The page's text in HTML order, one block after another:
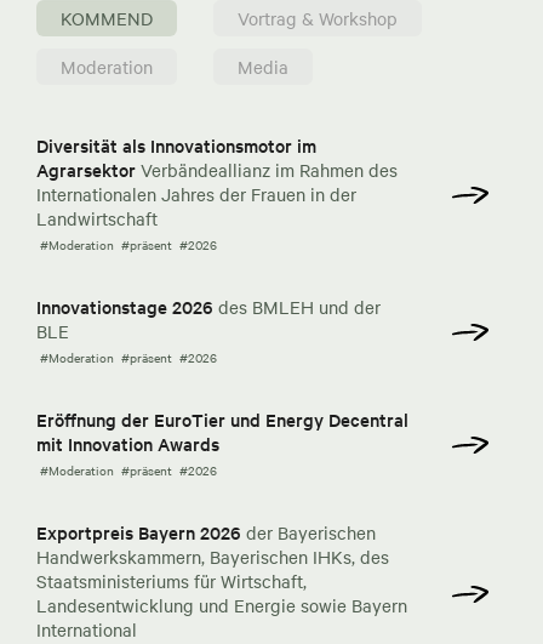
KOMMEND
Vortrag & Workshop
Moderation
Media
Diversität als Innovationsmotor im
Agrarsektor Verbändeallianz im Rahmen des
Internationalen Jahres der Frauen in der
Landwirtschaft
#Moderation #präsent #2026
Innovationstage 2026 des BMLEH und der
BLE
#Moderation #präsent #2026
Eröffnung der EuroTier und Energy Decentral
mit Innovation Awards
#Moderation #präsent #2026
Exportpreis Bayern 2026 der Bayerischen
Handwerkskammern, Bayerischen IHKs, des
Staatsministeriums für Wirtschaft,
Landesentwicklung und Energie sowie Bayern
International